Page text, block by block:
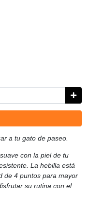
a tu gato de paseo.
con la piel de tu
La hebilla está
de 4 puntos para mayor
su rutina con el